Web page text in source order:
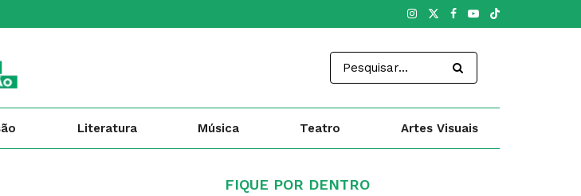
Literatura Música Teatro Artes Visuais
FIQUE POR DENTRO